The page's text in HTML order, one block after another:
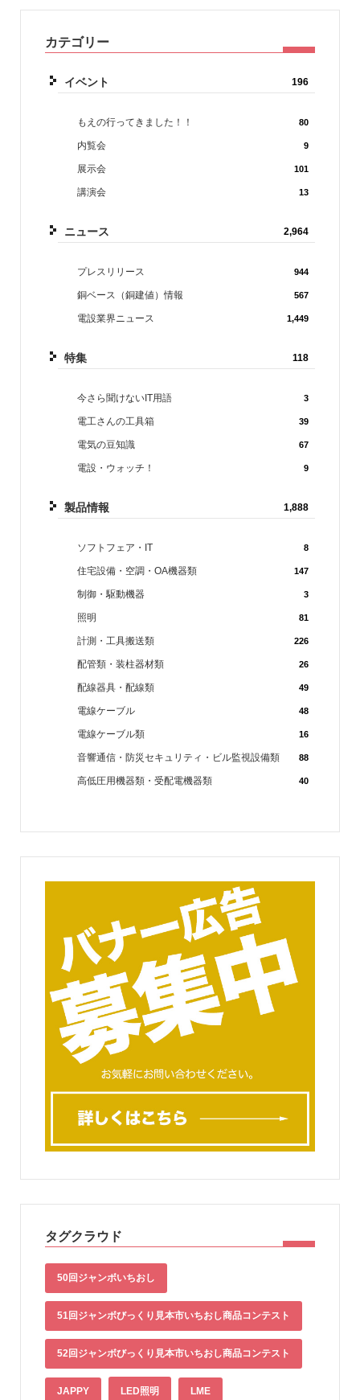
カテゴリー
イベント 196
もえの行ってきました！！ 80
内覧会 9
展示会 101
講演会 13
ニュース 2,964
プレスリリース 944
銅ベース（銅建値）情報 567
電設業界ニュース 1,449
特集 118
今さら聞けないIT用語 3
電工さんの工具箱 39
電気の豆知識 67
電設・ウォッチ！ 9
製品情報 1,888
ソフトフェア・IT 8
住宅設備・空調・OA機器類 147
制御・駆動機器 3
照明 81
計測・工具搬送類 226
配管類・装柱器材類 26
配線器具・配線類 49
電線ケーブル 48
電線ケーブル類 16
音響通信・防災セキュリティ・ビル監視設備類 88
高低圧用機器類・受配電機器類 40
タグクラウド
50回ジャンボいちおし
51回ジャンボびっくり見本市いちおし商品コンテスト
52回ジャンボびっくり見本市いちおし商品コンテスト
JAPPY LED照明 LME